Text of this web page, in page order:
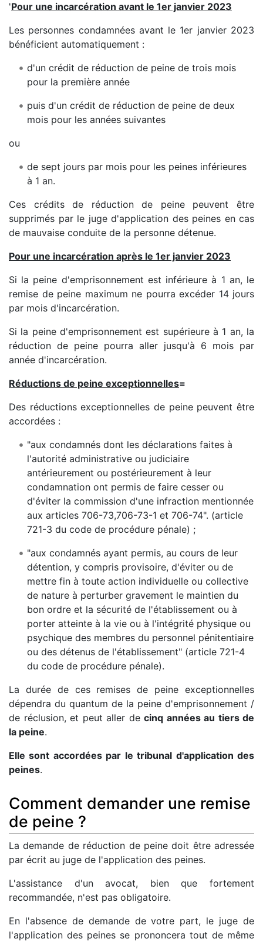
'Pour une incarcération avant le 1er janvier 2023
Les personnes condamnées avant le 1er janvier 2023
bénéficient automatiquement :
d'un crédit de réduction de peine de trois mois
pour la première année
puis d'un crédit de réduction de peine de deux
mois pour les années suivantes
ou
de sept jours par mois pour les peines inférieures
à 1 an.
Ces crédits de réduction de peine peuvent être
supprimés par le juge d'application des peines en cas
de mauvaise conduite de la personne détenue.
Pour une incarcération après le 1er janvier 2023
Si la peine d'emprisonnement est inférieure à 1 an, le
remise de peine maximum ne pourra excéder 14 jours
par mois d'incarcération.
Si la peine d'emprisonnement est supérieure à 1 an, la
réduction de peine pourra aller jusqu'à 6 mois par
année d'incarcération.
Réductions de peine exceptionnelles=
Des réductions exceptionnelles de peine peuvent être
accordées :
"aux condamnés dont les déclarations faites à
l'autorité administrative ou judiciaire
antérieurement ou postérieurement à leur
condamnation ont permis de faire cesser ou
d'éviter la commission d'une infraction mentionnée
aux articles 706-73,706-73-1 et 706-74". (article
721-3 du code de procédure pénale) ;
"aux condamnés ayant permis, au cours de leur
détention, y compris provisoire, d'éviter ou de
mettre fin à toute action individuelle ou collective
de nature à perturber gravement le maintien du
bon ordre et la sécurité de l'établissement ou à
porter atteinte à la vie ou à l'intégrité physique ou
psychique des membres du personnel pénitentiaire
ou des détenus de l'établissement" (article 721-4
du code de procédure pénale).
La durée de ces remises de peine exceptionnelles
dépendra du quantum de la peine d'emprisonnement /
de réclusion, et peut aller de cinq années au tiers de
la peine.
Elle sont accordées par le tribunal d'application des
peines.
Comment demander une remise
de peine ?
La demande de réduction de peine doit être adressée
par écrit au juge de l'application des peines.
L'assistance d'un avocat, bien que fortement
recommandée, n'est pas obligatoire.
En l'absence de demande de votre part, le juge de
l'application des peines se prononcera tout de même